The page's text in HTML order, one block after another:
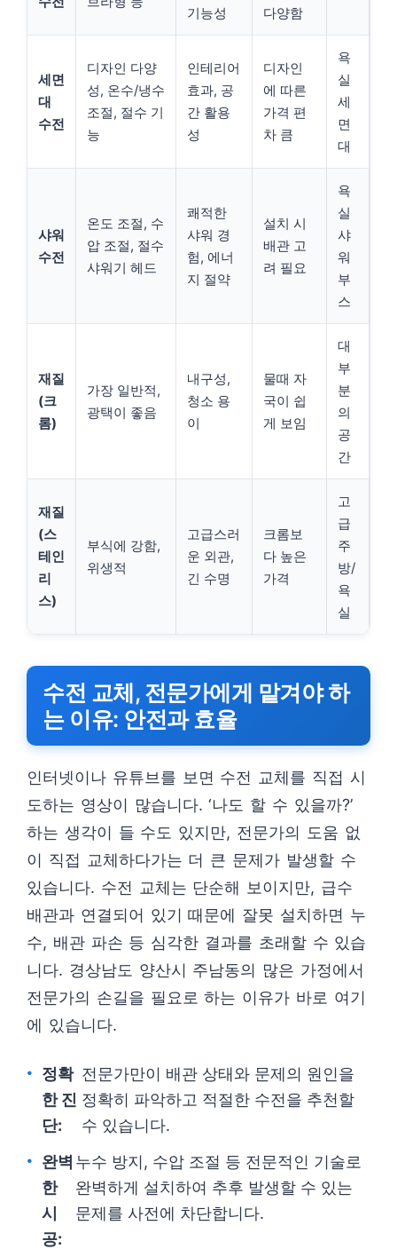
기능성 다양함
세면
대
수전
디자인 다양
성, 온수/냉수
조절, 절수 기
능
인테리어
효과, 공
간 활용
성
디자인
에 따른
가격 편
차 큼
욕
실
세
면
대
샤워
수전
온도 조절, 수
압 조절, 절수
샤워기 헤드
쾌적한
샤워 경
험, 에너
지 절약
설치 시
배관 고
려 필요
욕
실
샤
워
부
스
재질
(크
롬)
가장 일반적,
광택이 좋음
내구성,
청소 용
이
물때 자
국이 쉽
게 보임
대
부
분
의
공
간
재질
(스
테인
리
스)
부식에 강함,
위생적
고급스러
운 외관,
긴 수명
크롬보
다 높은
가격
고
급
주
방/
욕
실
수전 교체, 전문가에게 맡겨야 하
는 이유: 안전과 효율
인터넷이나 유튜브를 보면 수전 교체를 직접 시
도하는 영상이 많습니다. ‘나도 할 수 있을까?’
하는 생각이 들 수도 있지만, 전문가의 도움 없
이 직접 교체하다가는 더 큰 문제가 발생할 수
있습니다. 수전 교체는 단순해 보이지만, 급수
배관과 연결되어 있기 때문에 잘못 설치하면 누
수, 배관 파손 등 심각한 결과를 초래할 수 있습
니다. 경상남도 양산시 주남동의 많은 가정에서
전문가의 손길을 필요로 하는 이유가 바로 여기
에 있습니다.
정확
한 진
단:
전문가만이 배관 상태와 문제의 원인을
정확히 파악하고 적절한 수전을 추천할
수 있습니다.
완벽
한
시
공:
누수 방지, 수압 조절 등 전문적인 기술로
완벽하게 설치하여 추후 발생할 수 있는
문제를 사전에 차단합니다.